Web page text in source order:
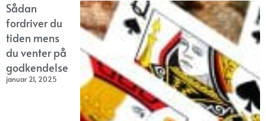
Sådan
fordriver du
tiden mens
du venter på
godkendelse
januar 21, 2025